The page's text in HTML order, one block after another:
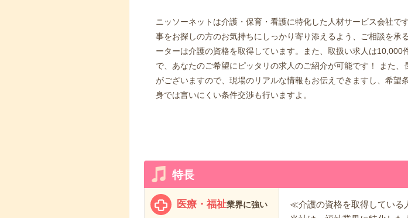
ニッソーネットは介護・保育・看護に特化した人材サービス会社で
事をお探しの方のお気持ちにしっかり寄り添えるよう、ご相談を承
ーターは介護の資格を取得しています。また、取扱い求人は10,000
で、あなたのご希望にピッタリの求人のご紹介が可能です！ また、
がございますので、現場のリアルな情報もお伝えできますし、希望
身では言いにくい条件交渉も行いますよ。
特長
医療・福祉業界に強い
≪介護の資格を取得している